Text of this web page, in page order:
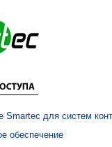
Smartec для систем
обеспечение